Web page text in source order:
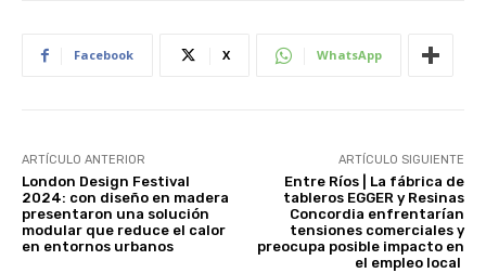
Facebook X WhatsApp
ARTÍCULO ANTERIOR
London Design Festival
2024: con diseño en madera
presentaron una solución
modular que reduce el calor
en entornos urbanos
ARTÍCULO SIGUIENTE
Entre Ríos | La fábrica de
tableros EGGER y Resinas
Concordia enfrentarían
tensiones comerciales y
preocupa posible impacto en
el empleo local